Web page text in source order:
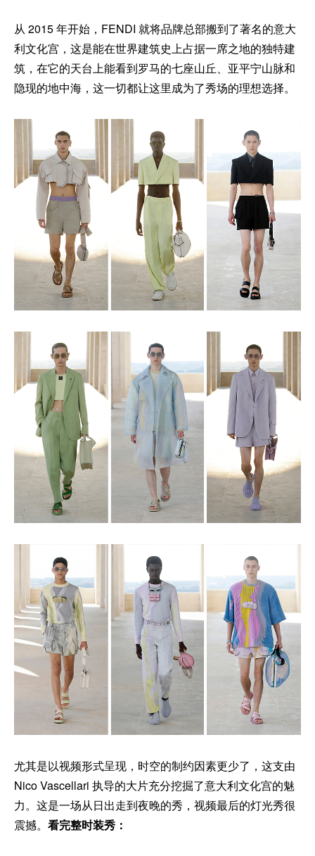
从 2015 年开始，FENDI 就将品牌总部搬到了著名的意大
利文化宫，这是能在世界建筑史上占据一席之地的独特建
筑，在它的天台上能看到罗马的七座山丘、亚平宁山脉和
隐现的地中海，这一切都让这里成为了秀场的理想选择。
尤其是以视频形式呈现，时空的制约因素更少了，这支由
Nico Vascellari 执导的大片充分挖掘了意大利文化宫的魅
力。这是一场从日出走到夜晚的秀，视频最后的灯光秀很
震撼。 看完整时装秀：